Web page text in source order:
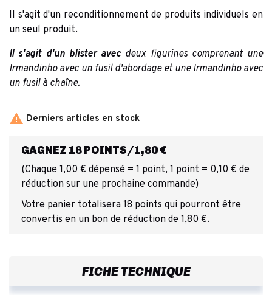
Il s'agit d'un reconditionnement de produits individuels en
un seul produit.
Il s'agit d'un blister avec deux figurines comprenant une
Irmandinho avec un fusil d'abordage et une Irmandinho avec
un fusil à chaîne.
 Derniers articles en stock
GAGNEZ 18 POINTS/1,80 €
(Chaque 1,00 € dépensé = 1 point, 1 point = 0,10 € de
réduction sur une prochaine commande)
Votre panier totalisera 18 points qui pourront être
convertis en un bon de réduction de 1,80 €.
FICHE TECHNIQUE